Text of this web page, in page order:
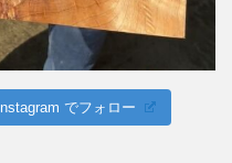
Instagram でフォロー